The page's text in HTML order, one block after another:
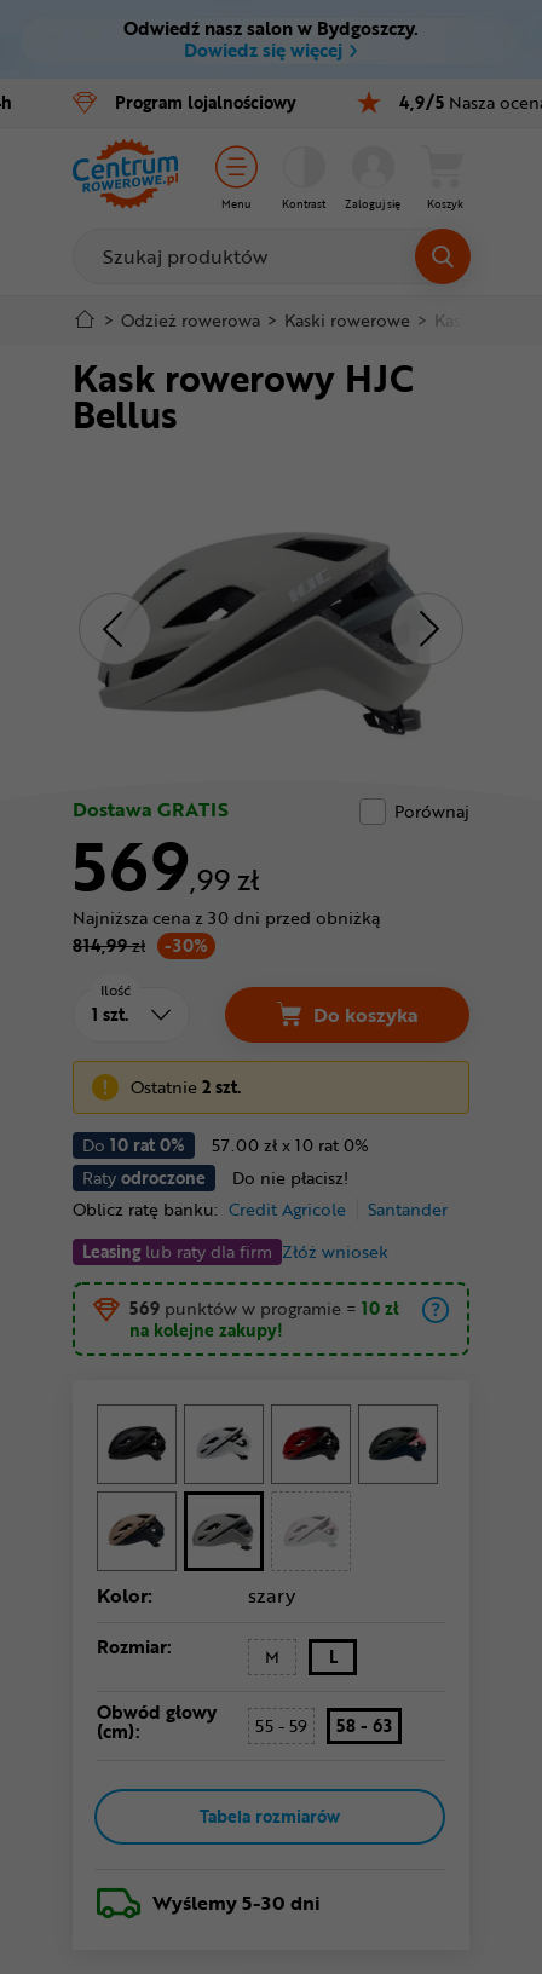
Ctrl M
Menu główne
Informacje o produkcie
Do koszyka
Szczegółowe informacje
Stopka
Odwiedź nasz salon w Bydgoszczy.
Dowiedz się więcej
Program lojalnościowy 4,9/5 Nasza
Menu Kontrast Zaloguj się Koszyk
Rowery
E-bike
Części
Akcesoria
Odzież
Kaski
Buty
Nowości
Superoferta
> Odzież rowerowa > Kaski rowerowe > Kaski
Kask rowerowy HJC
Bellus
Dostawa GRATIS Porównaj
569,99 zł
-30%
Najniższa cena z 30 dni przed obniżką
814,99zł
Do 10 rat 0%
57.00 zł x 10 rat 0%
Ratyodroczone
Do nie płacisz!
Oblicz ratę banku: Credit Agricole
Santander
Leasinglub raty dla firm Złóż wniosek
Ilość
Do koszyka
Ostatnie2 szt.
569 punktów w programie = 10 zł
na kolejne zakupy!
Kolor: szary
Rozmiar: M L
Obwód głowy
(cm): 55 - 59 58 - 63
Tabela rozmiarów
Wyślemy5-30 dni